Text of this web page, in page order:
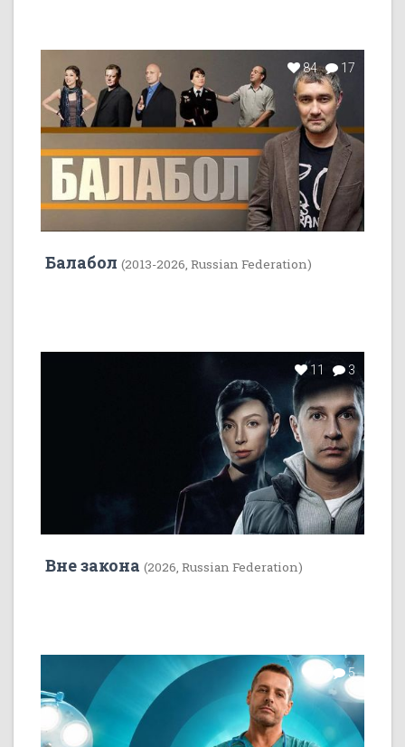
84 17
Балабол (2013-2026, Russian Federation)
11 3
Вне закона (2026, Russian Federation)
7 5